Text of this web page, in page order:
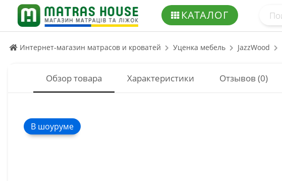
КАТАЛОГ
Интернет-магазин матрасов и кроватей Уценка мебель JazzWood
Обзор товара Характеристики Отзывов (0)
В шоуруме